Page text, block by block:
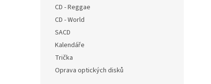
CD - Reggae
CD - World
SACD
Kalendáře
Trička
Oprava optických disků